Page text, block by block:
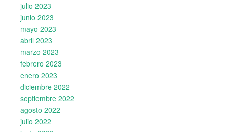
julio 2023
junio 2023
mayo 2023
abril 2023
marzo 2023
febrero 2023
enero 2023
diciembre 2022
septiembre 2022
agosto 2022
julio 2022